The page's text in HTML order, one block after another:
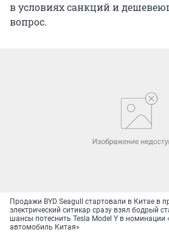
в условиях санкций и
вопрос.
Продажи BYD Seagull стартовали в Китае в
электрический ситикар сразу взял бодрый
шансы потеснить Tesla Model Y в
автомобиль Китая»